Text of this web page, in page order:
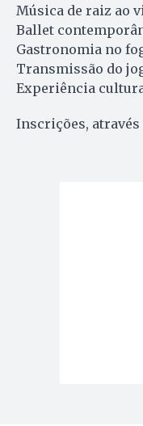
Música de raiz ao
Ballet
Gastronomia no
Transmissão do
Experiência
Inscrições, através